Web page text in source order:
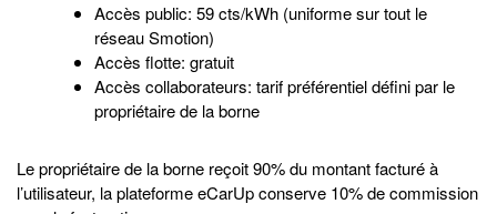
Accès public: 59 cts/kWh (uniforme sur tout le
réseau Smotion)
Accès flotte: gratuit
Accès collaborateurs: tarif préférentiel défini par le
propriétaire de la borne
Le propriétaire de la borne reçoit 90% du montant facturé à
l’utilisateur, la plateforme eCarUp conserve 10% de commission